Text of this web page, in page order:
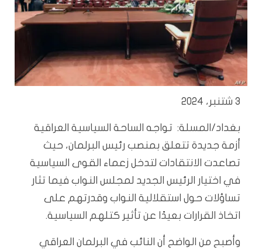
3 شتنبر، 2024
بغداد/المسلة: تواجه الساحة السياسية العراقية
أزمة جديدة تتعلق بمنصب رئيس البرلمان، حيث
تصاعدت الانتقادات لتدخل زعماء القوى السياسية
في اختيار الرئيس الجديد لمجلس النواب فيما تثار
تساؤلات حول استقلالية النواب وقدرتهم على
اتخاذ القرارات بعيدًا عن تأثير كتلهم السياسية.
وأصبح من الواضح أن النائب في البرلمان العراقي